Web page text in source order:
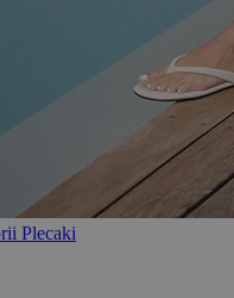
Plecaki